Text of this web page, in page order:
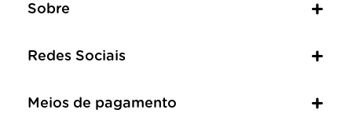
Sobre
Redes Sociais
Meios de pagamento